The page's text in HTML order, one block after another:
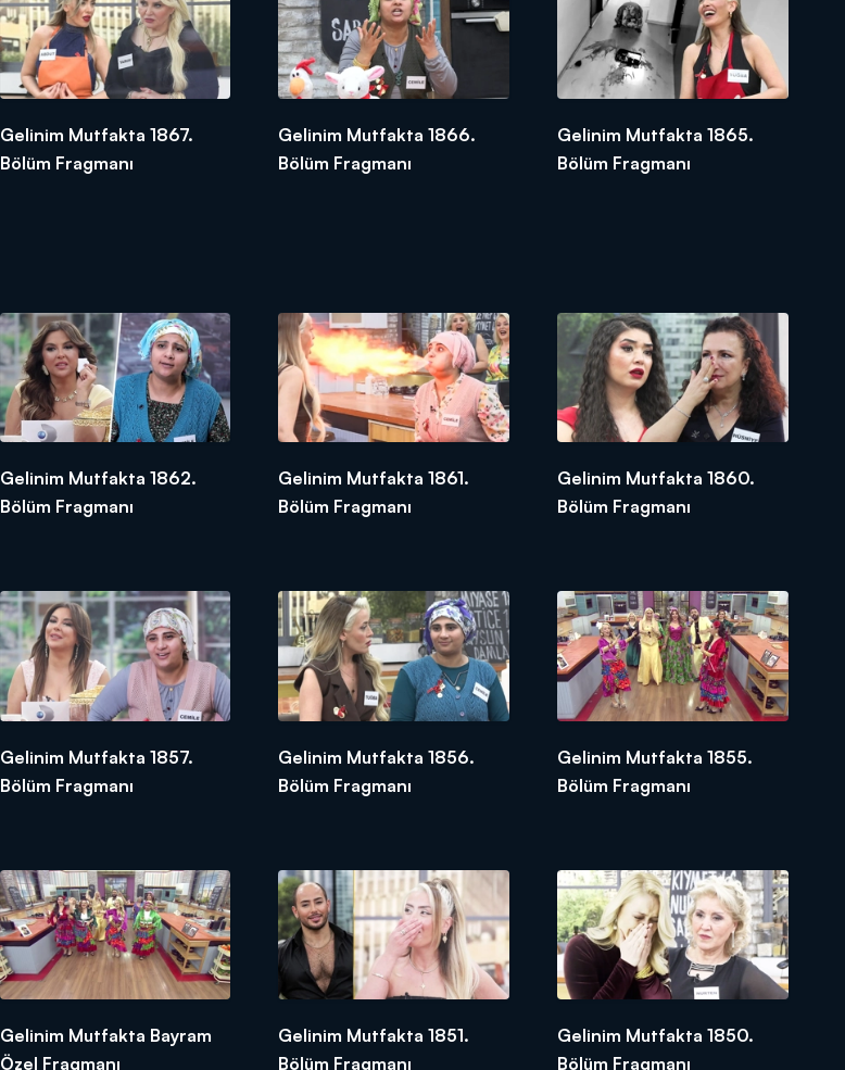
Gelinim Mutfakta 1867.
Bölüm Fragmanı
Gelinim Mutfakta 1866.
Bölüm Fragmanı
Gelinim Mutfakta 1865.
Bölüm Fragmanı
Gelinim Mutfakta 1862.
Bölüm Fragmanı
Gelinim Mutfakta 1861.
Bölüm Fragmanı
Gelinim Mutfakta 1860.
Bölüm Fragmanı
Gelinim Mutfakta 1857.
Bölüm Fragmanı
Gelinim Mutfakta 1856.
Bölüm Fragmanı
Gelinim Mutfakta 1855.
Bölüm Fragmanı
Gelinim Mutfakta Bayram
Özel Fragmanı
Gelinim Mutfakta 1851.
Bölüm Fragmanı
Gelinim Mutfakta 1850.
Bölüm Fragmanı